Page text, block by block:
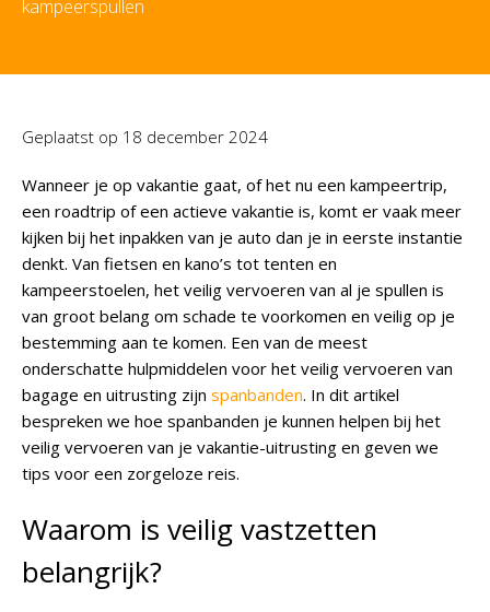
kampeerspullen
Geplaatst op 18 december 2024
Wanneer je op vakantie gaat, of het nu een kampeertrip,
een roadtrip of een actieve vakantie is, komt er vaak meer
kijken bij het inpakken van je auto dan je in eerste instantie
denkt. Van fietsen en kano’s tot tenten en
kampeerstoelen, het veilig vervoeren van al je spullen is
van groot belang om schade te voorkomen en veilig op je
bestemming aan te komen. Een van de meest
onderschatte hulpmiddelen voor het veilig vervoeren van
bagage en uitrusting zijn spanbanden. In dit artikel
bespreken we hoe spanbanden je kunnen helpen bij het
veilig vervoeren van je vakantie-uitrusting en geven we
tips voor een zorgeloze reis.
Waarom is veilig vastzetten
belangrijk?